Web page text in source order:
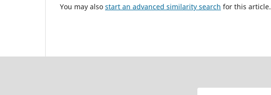
You may also start an advanced similarity search for this article.